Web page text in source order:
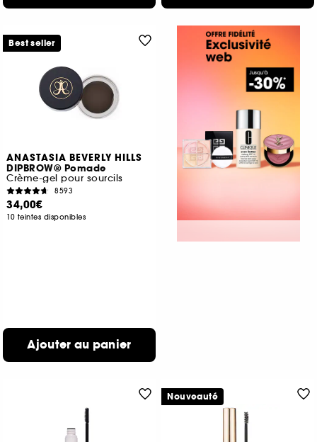
ANASTASIA BEVERLY HILLS
DIPBROW® Pomade
Crème-gel pour sourcils
8593
34,00€
10 teintes disponibles
Ajouter au panier
Best seller
Nouveauté